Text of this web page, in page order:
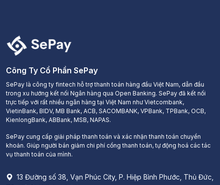
Công Ty Cổ Phần SePay
SePay là công ty fintech hỗ trợ thanh toán hàng đầu Việt Nam, dẫn đầu
trong xu hướng kết nối Ngân hàng qua Open Banking. SePay đã kết nối
trực tiếp với rất nhiều ngân hàng tại Việt Nam như Vietcombank,
VietinBank, BIDV, MB Bank, ACB, SACOMBANK, VPBank, TPBank, OCB,
KienlongBank, ABBank, MSB, NAPAS.
SePay cung cấp giải pháp thanh toán và xác nhận thanh toán chuyển
khoản. Giúp người bán giảm chi phí cổng thanh toán, tự động hoá các tác
vụ thanh toán của mình.
13 Đường số 38, Vạn Phúc City, P. Hiệp Bình Phước, Thủ Đức,